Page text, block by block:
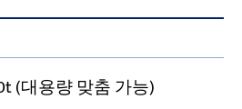
(대용량 맞춤 가능)